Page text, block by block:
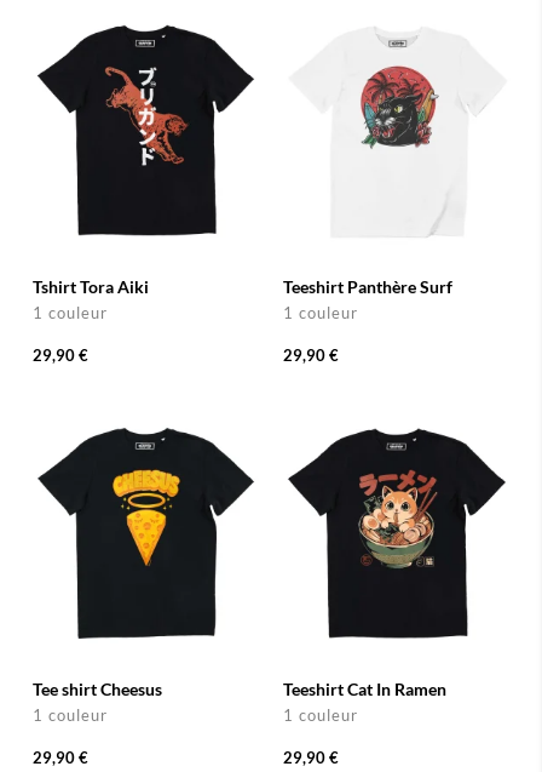
Tshirt Tora Aiki
1 couleur
29,90 €
Teeshirt Panthère Surf
1 couleur
29,90 €
Tee shirt Cheesus
1 couleur
29,90 €
Teeshirt Cat In Ramen
1 couleur
29,90 €